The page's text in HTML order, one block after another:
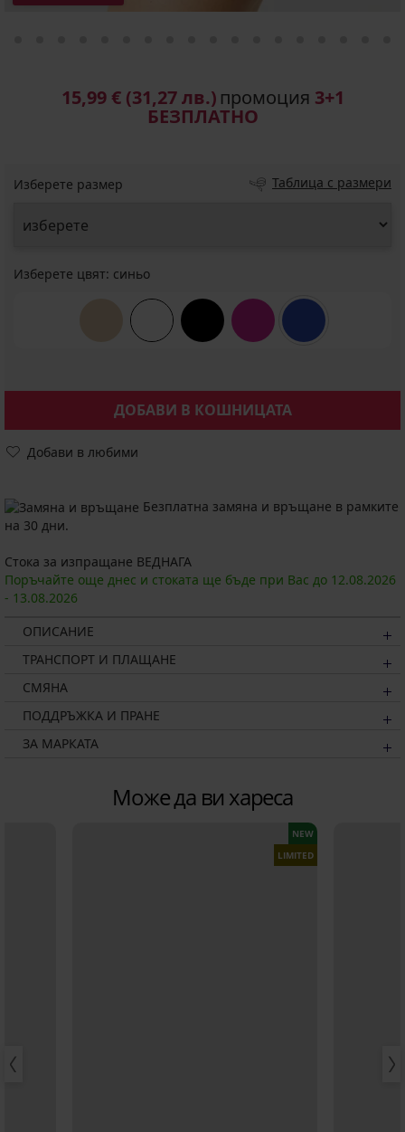
15,99 € (31,27 лв.) промоция 3+1
БЕЗПЛАТНО
Изберете размер Таблица с размери
Изберете цвят: синьо
ДОБАВИ В КОШНИЦАТА
Добави в любими
Безплатна замяна и връщане в рамките
на 30 дни.
Стока за изпращане ВЕДНАГА
Поръчайте още днес и стоката ще бъде при Вас до 12.08.2026
- 13.08.2026
ОПИСАНИЕ
ТРАНСПОРТ И ПЛАЩАНЕ
СМЯНА
ПОДДРЪЖКА И ПРАНЕ
ЗА МАРКАТА
Може да ви хареса
NEW
LIMITED